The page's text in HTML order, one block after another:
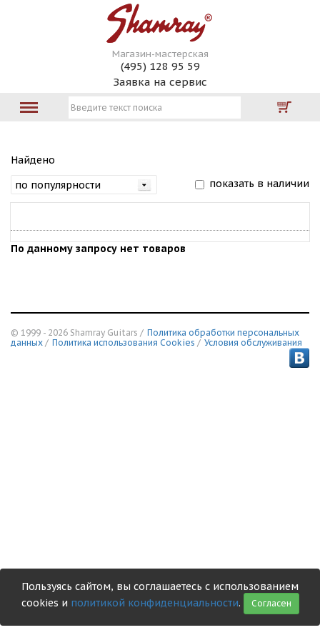
Магазин-мастерская
(495) 128 95 59
Заявка на сервис
Найдено
показать в наличии
По данному запросу нет товаров
© 1999 - 2026 Shamray Guitars / Политика обработки персональных
данных / Политика использования Сookies / Условия обслуживания
Пользуясь сайтом, вы соглашаетесь с использованием
cookies и политикой конфиденциальности. Согласен